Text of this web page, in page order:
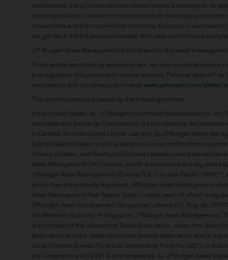
und spiegeln nicht
Sämtliche Prognosen,
und -strategien sind,
möglicherweise nicht
Sie können sich ohne
Diese Informationen
betrachtet werden. Wenn
für Sie im Unklaren sind,
unabhängigen Rechts-,
Diese Website sollte nicht
Staatsangehörigkeit, des
Website verboten ist.
Informationen auf dieser
ein Verkaufsangebot noch
an US‑Personen oder
Source: J.P. Morgan Asset Management; data as of
supply excludes private deals.
professional, if any investment mentioned herein is believed to be
obtain all available relevant information before making any
investments and the income from them may fluctuate in
not get back the full amount invested. Both past performance and
J.P. Morgan Asset Management is the brand for the asset
To the extent permitted by applicable law, we may record
and regulatory obligations and internal policies. Personal data will
accordance with our privacy policies at www.jpmorgan.com/global/
This communication is issued by the following entities:
In the United States, by J.P. Morgan Investment Management Inc. or
Securities and Exchange Commission; in Latin America, for intended
In Canada, for institutional clients’ use only, by JPMorgan Asset
Exempt Market Dealer in all Canadian provinces and territories
Ontario, Quebec, and Newfoundland and Labrador, and a
Asset Management (UK) Limited, which is authorized and regulated
JPMorgan Asset Management (Europe) S.à r.l. In Asia Pacific
which they are primarily regulated: JPMorgan Asset Management
Asset Management Real Assets (Asia) Limited, each of which is
JPMorgan Asset Management (Singapore) Limited (Co. Reg. No.
the Monetary Authority of Singapore; JPMorgan Asset Management
is a member of the Investment Trusts Association, Japan, the Japan
Association and the Japan Securities Dealers Association and is
Local Finance Bureau (Financial Instruments Firm) No. 330”); in
the Corporations Act 2001 (Commonwealth), by JPMorgan Asset